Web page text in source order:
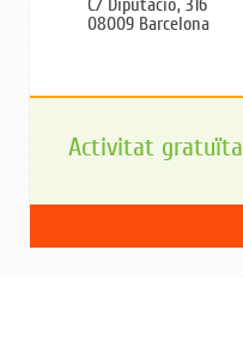
C/ Diputació, 316
08009 Barcelona
Activitat gratuïta